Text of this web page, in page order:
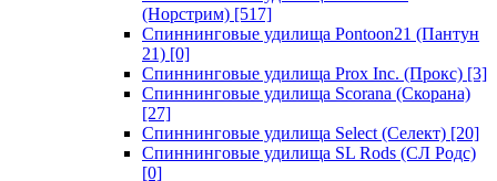
(Норстрим) [517]
Спиннинговые удилища Pontoon21 (Пантун
21) [0]
Спиннинговые удилища Prox Inc. (Прокс) [3]
Спиннинговые удилища Scorana (Скорана)
[27]
Спиннинговые удилища Select (Селект) [20]
Спиннинговые удилища SL Rods (СЛ Родс)
[0]